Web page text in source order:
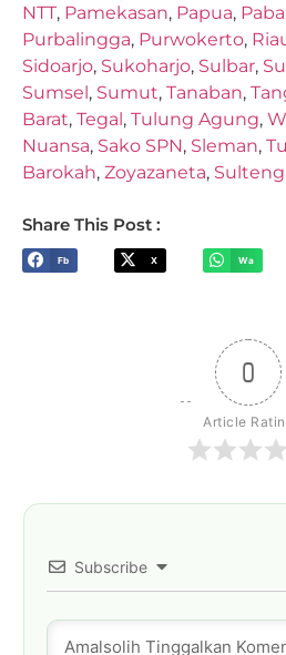
NTT, Pamekasan, Papua,
Purbalingga, Purwokerto,
Sidoarjo, Sukoharjo, Sulbar,
Sumsel, Sumut, Tanaban,
Barat, Tegal, Tulung Agung,
Nuansa, Sako SPN, Sleman,
Barokah, Zoyazaneta, Sulteng
Share This Post :
Fb X Wa
0
Article
Subscribe